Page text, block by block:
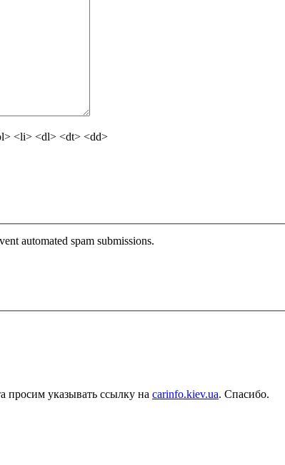
<li> <dl> <dt> <dd>
automated spam submissions.
просим указывать ссылку на carinfo.kiev.ua. Спасибо.